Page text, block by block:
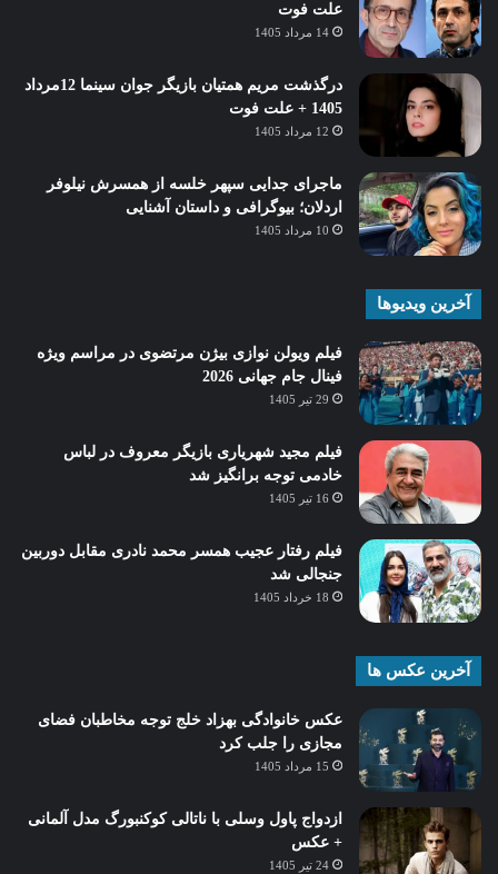
علت فوت
14 مرداد 1405
درگذشت مریم همتیان بازیگر جوان سینما 12مرداد
1405 + علت فوت
12 مرداد 1405
ماجرای جدایی سپهر خلسه از همسرش نیلوفر
اردلان؛ بیوگرافی و داستان آشنایی
10 مرداد 1405
آخرین ویدیوها
فیلم ویولن نوازی بیژن مرتضوی در مراسم ویژه
فینال جام جهانی 2026
29 تیر 1405
فیلم مجید شهریاری بازیگر معروف در لباس
خادمی توجه برانگیز شد
16 تیر 1405
فیلم رفتار عجیب همسر محمد نادری مقابل دوربین
جنجالی شد
18 خرداد 1405
آخرین عکس ها
عکس خانوادگی بهزاد خلج توجه مخاطبان فضای
مجازی را جلب کرد
15 مرداد 1405
ازدواج پاول وسلی با ناتالی کوکنبورگ مدل آلمانی
+ عکس
24 تیر 1405